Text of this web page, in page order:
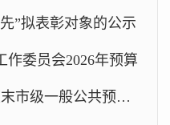
”拟表彰对象的公示
作委员会2026年预算
市直工委2026年1季度末市级一般公共预算执行情况